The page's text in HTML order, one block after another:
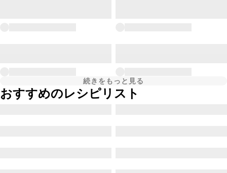
続きをもっと見る
おすすめのレシピリスト